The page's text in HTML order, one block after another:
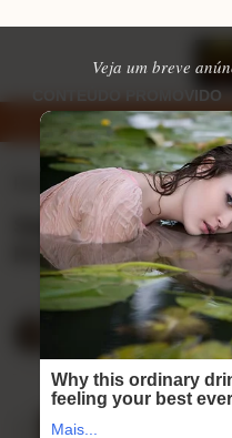
Veja um breve
apps de namoro que
Ferramentas úteis ⏱ 11
Seguro para
Próprio
Mariana Souza
29/09/2025